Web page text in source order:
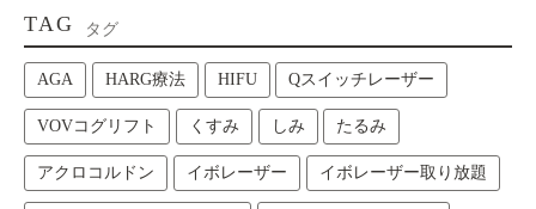
TAG タグ
AGA HARG療法 HIFU Qスイッチレーザー
VOVコグリフト くすみ しみ たるみ
アクロコルドン イボレーザー イボレーザー取り放題